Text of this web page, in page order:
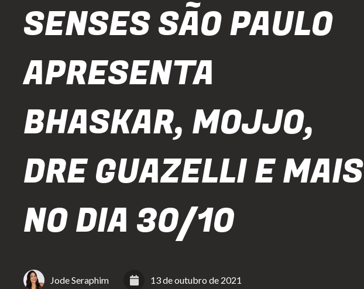
SENSES SÃO PAULO
APRESENTA
BHASKAR, MOJJO,
DRE GUAZELLI E MAIS
NO DIA 30/10
Jode Seraphim 13 de outubro de 2021